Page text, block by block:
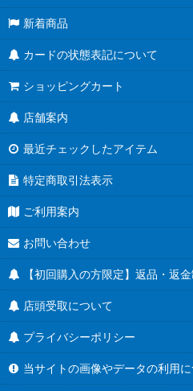
新着商品
カードの状態表記について
ショッピングカート
店舗案内
最近チェックしたアイテム
特定商取引法表示
ご利用案内
お問い合わせ
【初回購入の方限定】返品・返
店頭受取について
プライバシーポリシー
当サイトの画像やデータの利用